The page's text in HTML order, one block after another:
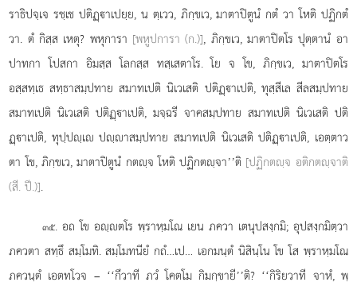
ราธิปจฺเจ รชฺเช ปติฏฺาเปยฺย, น ตฺเวว, ภิกฺขเว, มาตาปิตูนํ กตํ วา โหติ ปฏิกตํ
วา. ตํ กิสฺส เหตุ? พหุการา [พหูปการา (ก.)], ภิกฺขเว, มาตาปิตโร ปุตฺตานํ อา
ปาทกา โปสกา อิมสฺส โลกสฺส ทสฺเสตาโร. โย จ โข, ภิกฺขเว, มาตาปิตโร
อสฺสทฺเธ สทฺธาสมฺปทาย สมาทเปติ นิเวเสติ ปติฏฺาเปติ, ทุสฺสีเล สีลสมฺปทาย
สมาทเปติ นิเวเสติ ปติฏฺาเปติ, มจฺฉรี จาคสมฺปทาย สมาทเปติ นิเวเสติ ปติ
ฏฺาเปติ, ทุปฺปฺเ ปฺาสมฺปทาย สมาทเปติ นิเวเสติ ปติฏฺาเปติ, เอตฺตาว
ตา โข, ภิกฺขเว, มาตาปิตูนํ กตฺจ โหติ ปฏิกตฺจา’’ติ [ปฏิกตฺจ อติกตฺจาติ
(สี. ปี.)].
๓๕. อถ โข อฺตโร พฺราหฺมโณ เยน ภควา เตนุปสงฺกมิ; อุปสงฺกมิตฺวา
ภควตา สทฺธึ สมฺโมทิ. สมฺโมทนียํ กถํ…เป… เอกมนฺตํ นิสินฺโน โข โส พฺราหฺมโณ
ภควนฺตํ เอตทโวจ – ‘‘กึวาที ภวํ โคตโม กิมกฺขายี’’ติ? ‘‘กิริยวาที จาหํ, พฺ